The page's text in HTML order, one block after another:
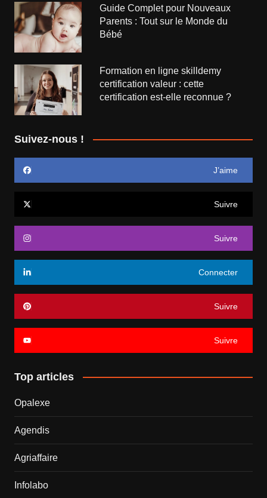
Guide Complet pour Nouveaux
Parents : Tout sur le Monde du
Bébé
Formation en ligne skilldemy
certification valeur : cette
certification est-elle reconnue ?
Suivez-nous !
J’aime
Suivre
Suivre
Connecter
Suivre
Suivre
Top articles
Opalexe
Agendis
Agriaffaire
Infolabo